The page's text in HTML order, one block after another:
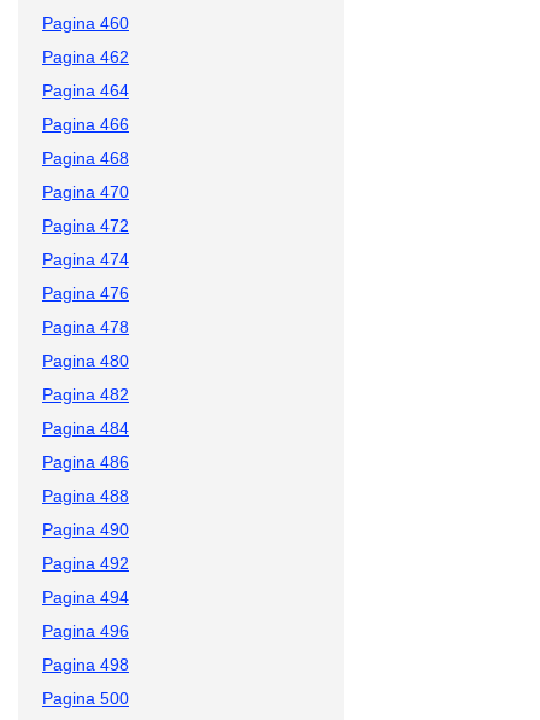
Pagina 460
Pagina 462
Pagina 464
Pagina 466
Pagina 468
Pagina 470
Pagina 472
Pagina 474
Pagina 476
Pagina 478
Pagina 480
Pagina 482
Pagina 484
Pagina 486
Pagina 488
Pagina 490
Pagina 492
Pagina 494
Pagina 496
Pagina 498
Pagina 500